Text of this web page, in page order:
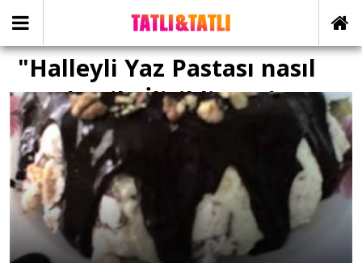
"Halleyli Yaz Pastası nasıl
yapılır" ile İlişikli yazılar